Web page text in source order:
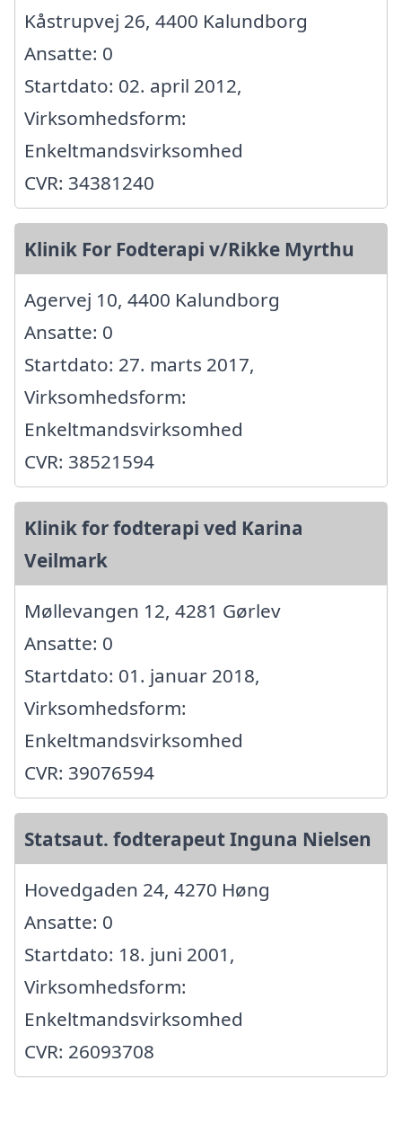
Kåstrupvej 26, 4400 Kalundborg
Ansatte: 0
Startdato: 02. april 2012,
Virksomhedsform:
Enkeltmandsvirksomhed
CVR: 34381240
Klinik For Fodterapi v/Rikke Myrthu
Agervej 10, 4400 Kalundborg
Ansatte: 0
Startdato: 27. marts 2017,
Virksomhedsform:
Enkeltmandsvirksomhed
CVR: 38521594
Klinik for fodterapi ved Karina
Veilmark
Møllevangen 12, 4281 Gørlev
Ansatte: 0
Startdato: 01. januar 2018,
Virksomhedsform:
Enkeltmandsvirksomhed
CVR: 39076594
Statsaut. fodterapeut Inguna Nielsen
Hovedgaden 24, 4270 Høng
Ansatte: 0
Startdato: 18. juni 2001,
Virksomhedsform:
Enkeltmandsvirksomhed
CVR: 26093708